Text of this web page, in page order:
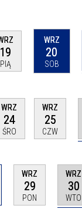
19
PIĄ
WRZ
20
SOB
WRZ
24
ŚRO
WRZ
25
CZW
WRZ
29
PON
WRZ
30
WTO